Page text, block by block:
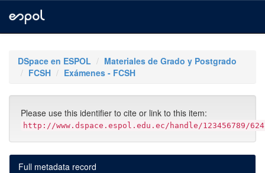
navigationDSpace en ESPOL
Materiales de Grado y Postgrado
FCSH
Exámenes - FCSH
Please use this identifier to cite or link to this item:
http://www.dspace.espol.edu.ec/handle/123456789/
Full metadata record